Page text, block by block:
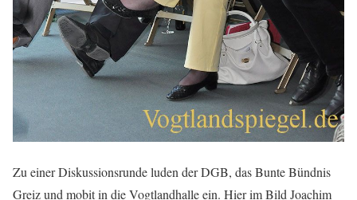
Zu einer Diskussionsrunde luden der DGB, das Bunte Bündnis
Greiz und mobit in die Vogtlandhalle ein. Hier im Bild Joachim